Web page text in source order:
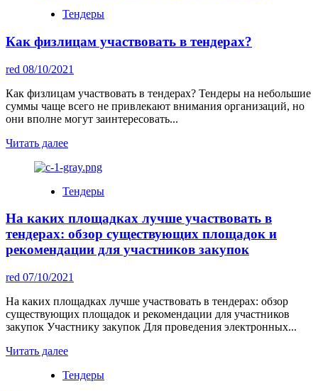
Тендеры
Как физлицам участвовать в тендерах?
red 08/10/2021
Как физлицам участвовать в тендерах? Тендеры на небольшие
суммы чаще всего не привлекают внимания организаций, но
они вполне могут заинтересовать...
Читать далее
Тендеры
На каких площадках лучше участвовать в
тендерах: обзор существующих площадок и
рекомендации для участников закупок
red 07/10/2021
На каких площадках лучше участвовать в тендерах: обзор
существующих площадок и рекомендации для участников
закупок Участнику закупок Для проведения электронных...
Читать далее
Тендеры